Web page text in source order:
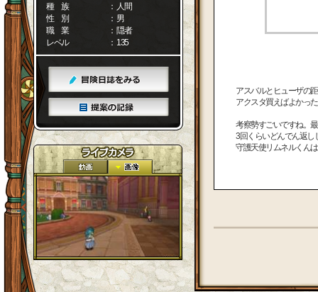
種 族
： 人間
性 別
： 男
職 業
： 隠者
レベル
： 135
アスバルとヒューザの
アクスタ買えばよかっ
考察勢すごいですね。
3回くらいどんでん返し
守護天使リムネルくん